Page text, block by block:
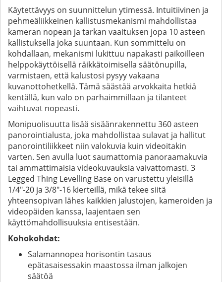
Käytettävyys on suunnittelun ytimessä. Intuitiivinen ja
pehmeäliikkeinen kallistusmekanismi mahdollistaa
kameran nopean ja tarkan vaaituksen jopa 10 asteen
kallistuksella joka suuntaan. Kun sommittelu on
kohdallaan, mekanismi lukittuu napakasti paikoilleen
helppokäyttöisellä räikkätoimisella säätönupilla,
varmistaen, että kalustosi pysyy vakaana
kuvanottohetkellä. Tämä säästää arvokkaita hetkiä
kentällä, kun valo on parhaimmillaan ja tilanteet
vaihtuvat nopeasti.
Monipuolisuutta lisää sisäänrakennettu 360 asteen
panorointialusta, joka mahdollistaa sulavat ja hallitut
panorointiliikkeet niin valokuvia kuin videoitakin
varten. Sen avulla luot saumattomia panoraamakuvia
tai ammattimaisia videokuvauksia vaivattomasti. 3
Legged Thing Levelling Base on varustettu yleisillä
1/4"-20 ja 3/8"-16 kierteillä, mikä tekee siitä
yhteensopivan lähes kaikkien jalustojen, kameroiden ja
videopäiden kanssa, laajentaen sen
käyttömahdollisuuksia entisestään.
Kohokohdat:
Salamannopea horisontin tasaus
epätasaisessakin maastossa ilman jalkojen
säätöä